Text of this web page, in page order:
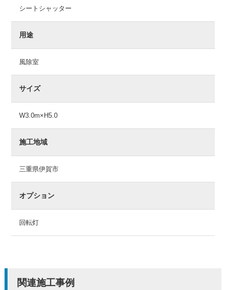
シートシャッター
用途
風除室
サイズ
W3.0m×H5.0
施工地域
三重県伊賀市
オプション
回転灯
関連施工事例